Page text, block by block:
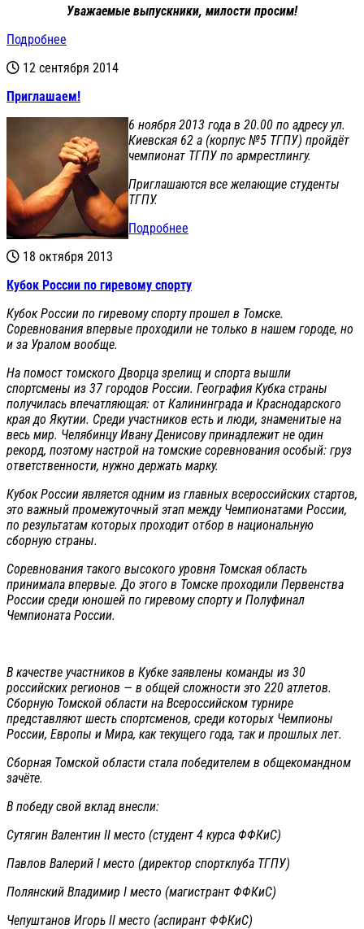
Уважаемые выпускники, милости просим!
Подробнее
12 сентября 2014
Приглашаем!
6 ноября 2013 года в 20.00 по адресу ул.
Киевская 62 а (корпус №5 ТГПУ) пройдёт
чемпионат ТГПУ по армрестлингу.
Приглашаются все желающие студенты
ТГПУ.
Подробнее
18 октября 2013
Кубок России по гиревому спорту
Кубок России по гиревому спорту прошел в Томске.
Соревнования впервые проходили не только в нашем городе, но
и за Уралом вообще.
На помост томского Дворца зрелищ и спорта вышли
спортсмены из 37 городов России. География Кубка страны
получилась впечатляющая: от Калининграда и Краснодарского
края до Якутии. Среди участников есть и люди, знаменитые на
весь мир. Челябинцу Ивану Денисову принадлежит не один
рекорд, поэтому настрой на томские соревнования особый: груз
ответственности, нужно держать марку.
Кубок России является одним из главных всероссийских стартов,
это важный промежуточный этап между Чемпионатами России,
по результатам которых проходит отбор в национальную
сборную страны.
Соревнования такого высокого уровня Томская область
принимала впервые. До этого в Томске проходили Первенства
России среди юношей по гиревому спорту и Полуфинал
Чемпионата России.
В качестве участников в Кубке заявлены команды из 30
российских регионов — в общей сложности это 220 атлетов.
Сборную Томской области на Всероссийском турнире
представляют шесть спортсменов, среди которых Чемпионы
России, Европы и Мира, как текущего года, так и прошлых лет.
Сборная Томской области стала победителем в общекомандном
зачёте.
В победу свой вклад внесли:
Сутягин Валентин II место (студент 4 курса ФФКиС)
Павлов Валерий I место (директор спортклуба ТГПУ)
Полянский Владимир I место (магистрант ФФКиС)
Чепуштанов Игорь II место (аспирант ФФКиС)